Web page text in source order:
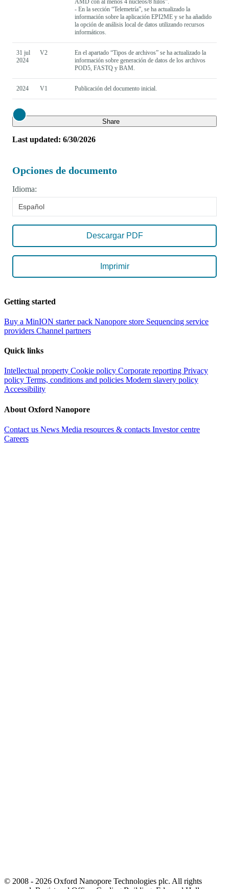
AMD con al menos 4 núcleos/8 hilos”.
- En la sección “Telemetría”, se ha actualizado la
información sobre la aplicación EPI2ME y se ha añadido
la opción de análisis local de datos utilizando recursos
informáticos.
31 jul
2024
V2
En el apartado “Tipos de archivos” se ha actualizado la
información sobre generación de datos de los archivos
POD5, FASTQ y BAM.
2024 V1 Publicación del documento inicial.
Close Share
Last updated: 6/30/2026
Opciones de documento
Idioma:
Español
Descargar PDF
Imprimir
Getting started
Buy a MinION starter pack Nanopore store Sequencing service
providers Channel partners
Quick links
Intellectual property Cookie policy Corporate reporting Privacy
policy Terms, conditions and policies Modern slavery policy
Accessibility
About Oxford Nanopore
Contact us News Media resources & contacts Investor centre
Careers
© 2008 - 2026 Oxford Nanopore Technologies plc. All rights